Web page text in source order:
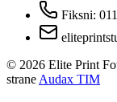
Fiksni:
© 2026 Elite Print
strane Audax TIM